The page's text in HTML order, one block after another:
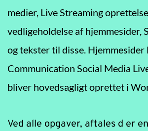
medier, Live Streaming
vedligeholdelse af hjemmesider,
og tekster til disse. Hjemmesider
Communication Social Media
bliver hovedsagligt oprettet i
Ved alle opgaver, aftales d er